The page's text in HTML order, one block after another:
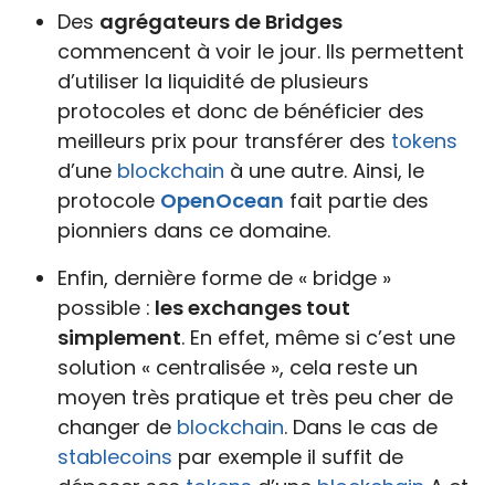
Des agrégateurs de Bridges
commencent à voir le jour. Ils permettent
d’utiliser la liquidité de plusieurs
protocoles et donc de bénéficier des
meilleurs prix pour transférer des tokens
d’une blockchain à une autre. Ainsi, le
protocole OpenOcean fait partie des
pionniers dans ce domaine.
Enfin, dernière forme de « bridge »
possible : les exchanges tout
simplement. En effet, même si c’est une
solution « centralisée », cela reste un
moyen très pratique et très peu cher de
changer de blockchain. Dans le cas de
stablecoins par exemple il suffit de